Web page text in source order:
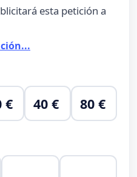
esta petición a
€ 40 € 80 €